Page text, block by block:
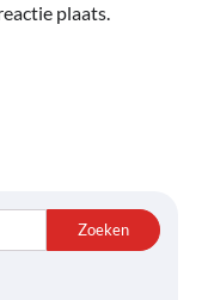
plaats.
Zoeken